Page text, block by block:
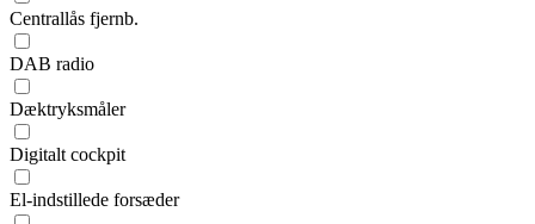
Centrallås fjernb.
DAB radio
Dæktryksmåler
Digitalt cockpit
El-indstillede forsæder